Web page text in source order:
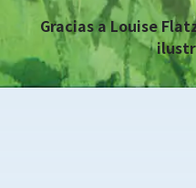
Gracias a Louise